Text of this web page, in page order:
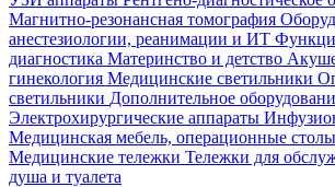
Магнитно-резонансная томография
анестезиологии, реанимации и ИТ
диагностика Материнство и детство
гинекология Медицинские светильники
светильники Дополнительное
Электрохирургические аппараты
Медицинская мебель, операционные столы
Медицинские тележки Тележки для
душа и туалета